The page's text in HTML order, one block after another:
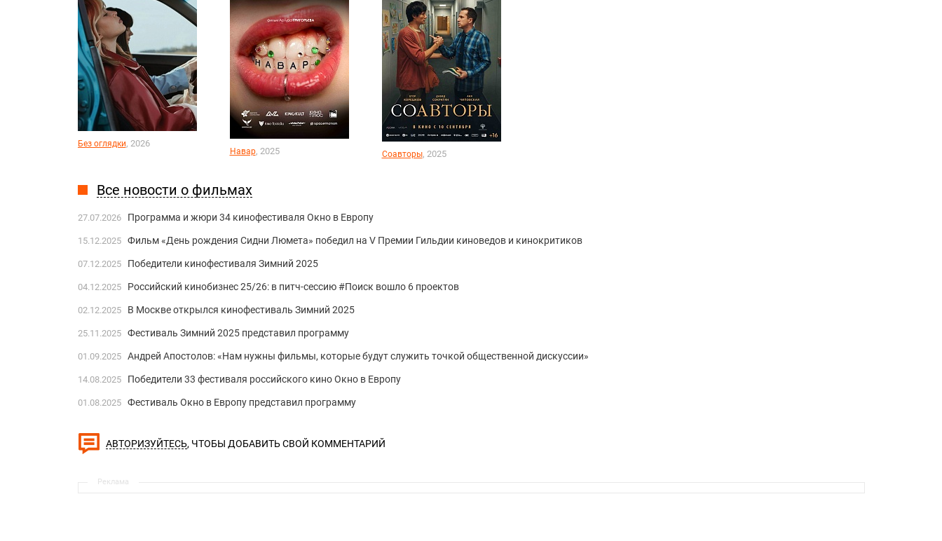
Без оглядки, 2026
Навар, 2025 Соавторы, 2025
Все новости о фильмах
27.07.2026 Программа и жюри 34 кинофестиваля Окно в Европу
15.12.2025 Фильм «День рождения Сидни Люмета» победил на V Премии Гильдии киноведов и кинокритиков
07.12.2025 Победители кинофестиваля Зимний 2025
04.12.2025 Российский кинобизнес 25/26: в питч-сессию #Поиск вошло 6 проектов
02.12.2025 В Москве открылся кинофестиваль Зимний 2025
25.11.2025 Фестиваль Зимний 2025 представил программу
01.09.2025 Андрей Апостолов: «Нам нужны фильмы, которые будут служить точкой общественной дискуссии»
14.08.2025 Победители 33 фестиваля российского кино Окно в Европу
01.08.2025 Фестиваль Окно в Европу представил программу
АВТОРИЗУЙТЕСЬ, ЧТОБЫ ДОБАВИТЬ СВОЙ КОММЕНТАРИЙ
Реклама